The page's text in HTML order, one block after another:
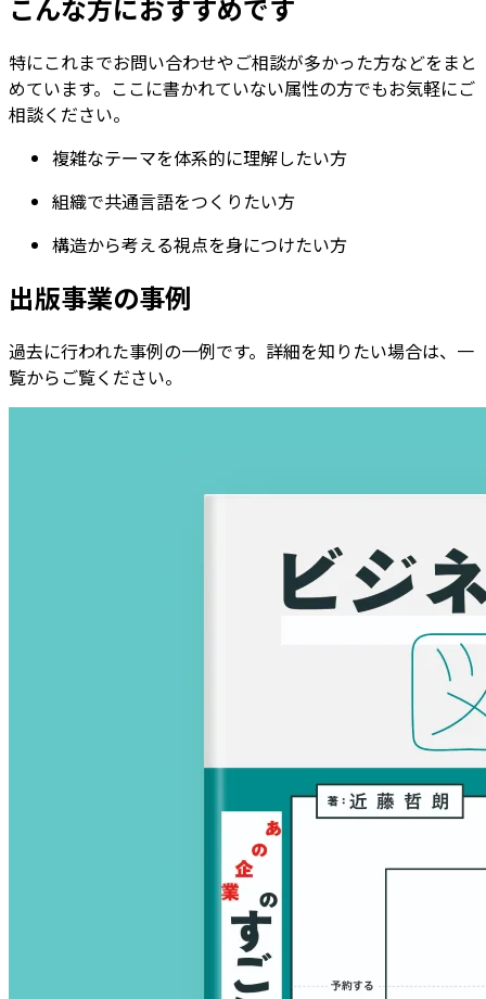
こんな方におすすめです
特にこれまでお問い合わせやご相談が多かった方などをまと
めています。ここに書かれていない属性の方でもお気軽にご
相談ください。
複雑なテーマを体系的に理解したい方
組織で共通言語をつくりたい方
構造から考える視点を身につけたい方
出版事業の事例
過去に行われた事例の一例です。詳細を知りたい場合は、一
覧からご覧ください。